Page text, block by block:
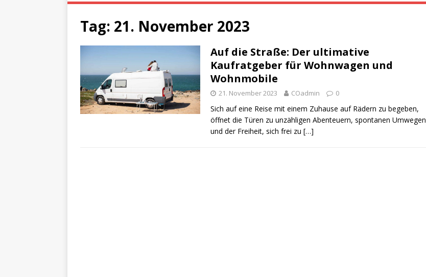
Tag: 21. November 2023
Auf die Straße: Der ultimative
Kaufratgeber für Wohnwagen und
Wohnmobile
21. November 2023 COadmin 0
Sich auf eine Reise mit einem Zuhause auf Rädern zu begeben,
öffnet die Türen zu unzähligen Abenteuern, spontanen Umwegen
und der Freiheit, sich frei zu […]